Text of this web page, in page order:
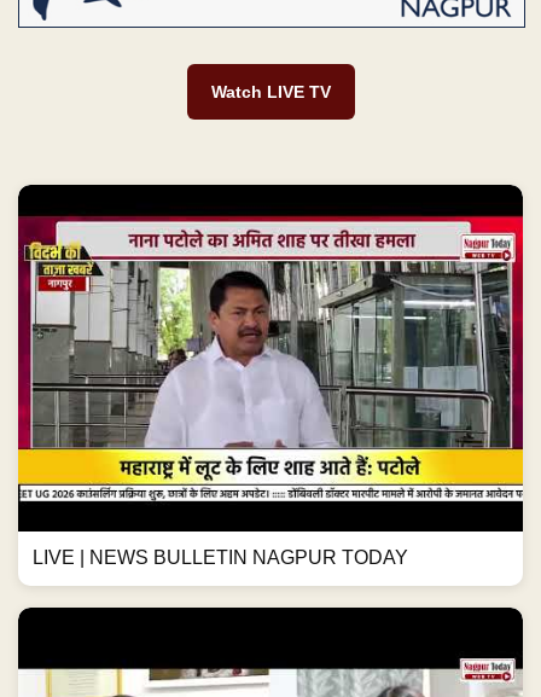
Watch LIVE TV
LIVE | NEWS BULLETIN NAGPUR TODAY